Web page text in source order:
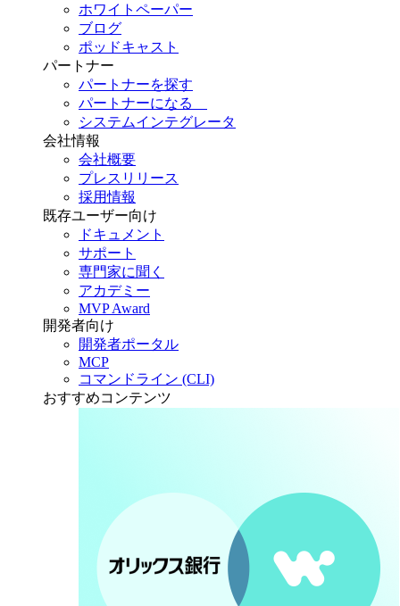
ホワイトペーパー
ブログ
ポッドキャスト
パートナー
パートナーを探す
パートナーになる
システムインテグレータ
会社情報
会社概要
プレスリリース
採用情報
既存ユーザー向け
ドキュメント
サポート
専門家に聞く
アカデミー
MVP Award
開発者向け
開発者ポータル
MCP
コマンドライン (CLI)
おすすめコンテンツ